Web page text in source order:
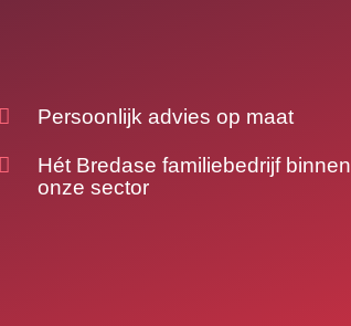
Persoonlijk advies op maat
Hét Bredase familiebedrijf binnen
onze sector